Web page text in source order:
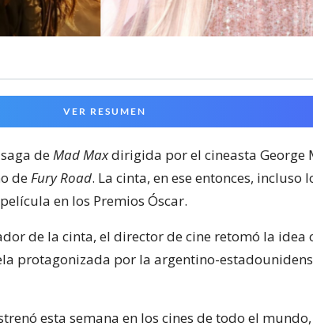
VER RESUMEN
de Mad Maxdirigida por el cineasta George
de Fury Road. La cinta, en ese entonces, incluso
en los Premios Óscar.
de la cinta, el director de cine retomó la idea
protagonizada por la argentino-
esta semana en los cines de todo el